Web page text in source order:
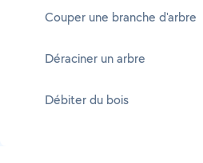
Couper une branche d'arbre
Déraciner un arbre
Débiter du bois